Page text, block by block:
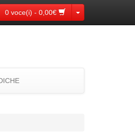
0 voce(i) - 0,00€ Toggle Dropdown